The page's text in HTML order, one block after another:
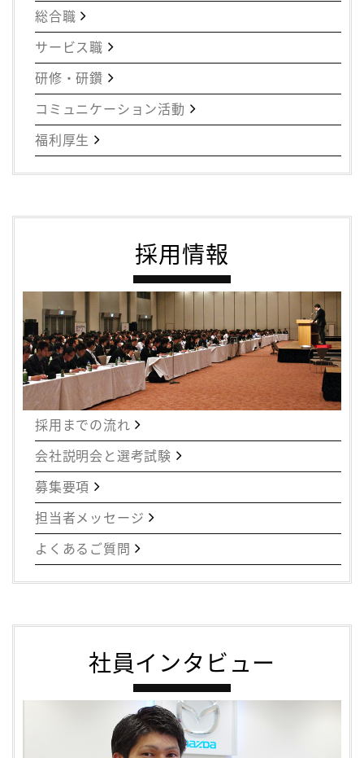
総合職
サービス職
研修・研鑽
コミュニケーション活動
福利厚生
採用情報
採用までの流れ
会社説明会と選考試験
募集要項
担当者メッセージ
よくあるご質問
社員インタビュー